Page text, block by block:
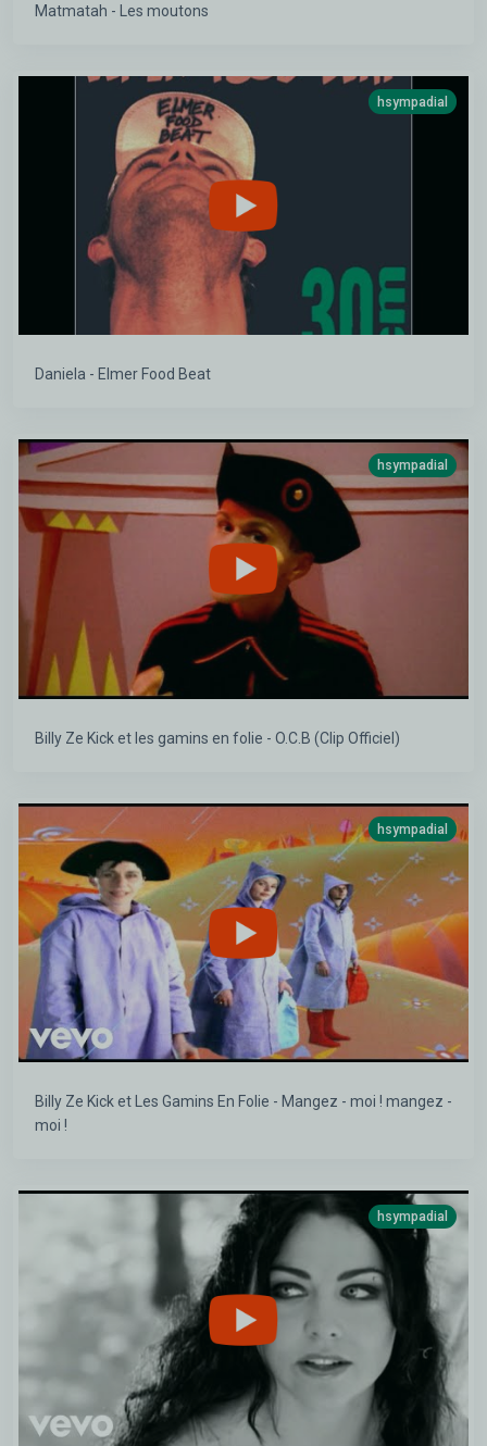
Matmatah - Les moutons
hsympadial
Daniela - Elmer Food Beat
hsympadial
Billy Ze Kick et les gamins en folie - O.C.B (Clip Officiel)
hsympadial
Billy Ze Kick et Les Gamins En Folie - Mangez - moi ! mangez -
moi !
hsympadial